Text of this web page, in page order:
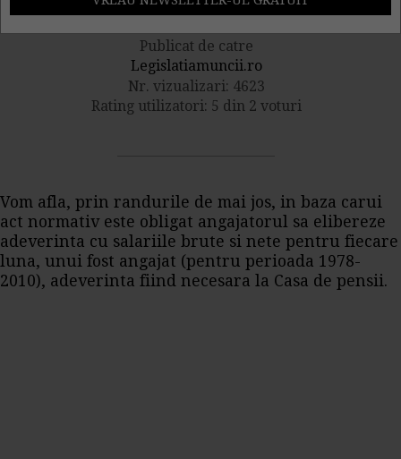
Publicat de catre
Legislatiamuncii.ro
Nr. vizualizari: 4623
Rating utilizatori: 5 din 2 voturi
Vom afla, prin randurile de mai jos, in baza carui
act normativ este obligat angajatorul sa elibereze
adeverinta cu salariile brute si nete pentru fiecare
luna, unui fost angajat (pentru perioada 1978-
2010), adeverinta fiind necesara la Casa de pensii.